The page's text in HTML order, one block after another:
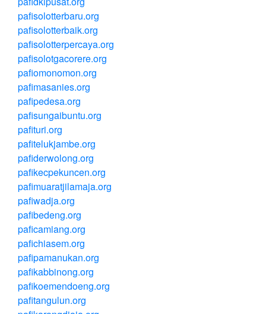
pafisolotterbaru.org
pafisolotterbaik.org
pafisolotterpercaya.org
pafisolotgacorere.org
pafiomonomon.org
pafimasanies.org
pafipedesa.org
pafisungaibuntu.org
pafituri.org
pafitelukjambe.org
pafiderwolong.org
pafikecpekuncen.org
pafimuaratjilamaja.org
pafiwadja.org
pafibedeng.org
paficamiang.org
pafichiasem.org
pafipamanukan.org
pafikabbinong.org
pafikoemendoeng.org
pafitangulun.org